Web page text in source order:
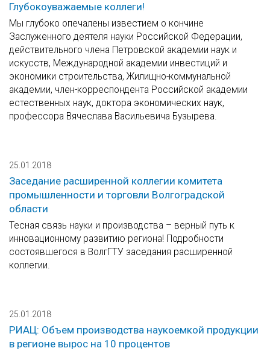
Глубокоуважаемые коллеги!
Мы глубоко опечалены известием о кончине
Заслуженного деятеля науки Российской Федерации,
действительного члена Петровской академии наук и
искусств, Международной академии инвестиций и
экономики строительства, Жилищно-коммунальной
академии, член-корреспондента Российской академии
естественных наук, доктора экономических наук,
профессора Вячеслава Васильевича Бузырева.
25.01.2018
Заседание расширенной коллегии комитета
промышленности и торговли Волгоградской
области
Тесная связь науки и производства – верный путь к
инновационному развитию региона! Подробности
состоявшегося в ВолгГТУ заседания расширенной
коллегии.
25.01.2018
РИАЦ: Объем производства наукоемкой продукции
в регионе вырос на 10 процентов